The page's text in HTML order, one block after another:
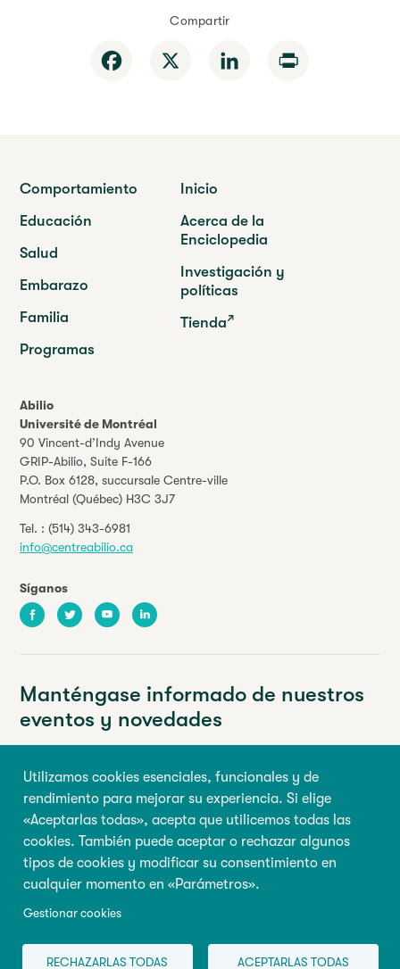
Utilizamos cookies esenciales, funcionales y de
rendimiento para mejorar su experiencia. Si elige
«Aceptarlas todas», acepta que utilicemos todas las
cookies. También puede aceptar o rechazar algunos
tipos de cookies y modificar su consentimiento en
cualquier momento en «Parámetros».
Gestionar cookies
RECHAZARLAS TODAS ACEPTARLAS TODAS
Compartir
Facebook LinkedIn
Abilio
Université de Montréal
90 Vincent-d’Indy Avenue
GRIP-Abilio, Suite F-166
P.O. Box 6128, succursale Centre-ville
Montréal (Québec) H3C 3J7
Tel. : (514) 343-6981
info@centreabilio.ca
Síganos
FacebookTwitter YoutubeLinkedIn
Comportamiento
Educación
Salud
Embarazo
Familia
Programas
Inicio
Acerca de la
Enciclopedia
Investigación y
políticas
Tienda
Manténgase informado de nuestros
eventos y novedades
Nombre de pila Apellido
Inscribirse